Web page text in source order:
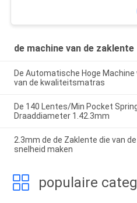
de machine van de zaklente
De Automatische Hoge
van de kwaliteitsmatras
De 140 Lentes/Min Pocket
Draaddiameter 1.42.3mm
2.3mm de de Zaklente die van
snelheid maken
populaire